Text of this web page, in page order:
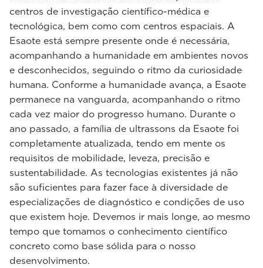
centros de investigação científico-médica e
tecnológica, bem como com centros espaciais. A
Esaote está sempre presente onde é necessária,
acompanhando a humanidade em ambientes novos
e desconhecidos, seguindo o ritmo da curiosidade
humana. Conforme a humanidade avança, a Esaote
permanece na vanguarda, acompanhando o ritmo
cada vez maior do progresso humano. Durante o
ano passado, a família de ultrassons da Esaote foi
completamente atualizada, tendo em mente os
requisitos de mobilidade, leveza, precisão e
sustentabilidade. As tecnologias existentes já não
são suficientes para fazer face à diversidade de
especializações de diagnóstico e condições de uso
que existem hoje. Devemos ir mais longe, ao mesmo
tempo que tomamos o conhecimento científico
concreto como base sólida para o nosso
desenvolvimento.